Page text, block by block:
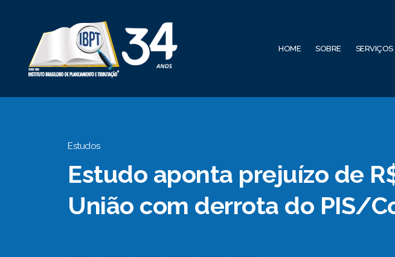
HOME SOBRE SERVIÇOS
Estudos
Estudo aponta prejuízo de
União com derrota do PIS/